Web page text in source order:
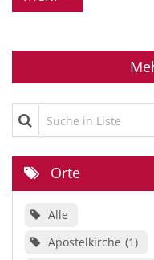
Suche in Liste
Orte
Alle
Apostelkirche 1